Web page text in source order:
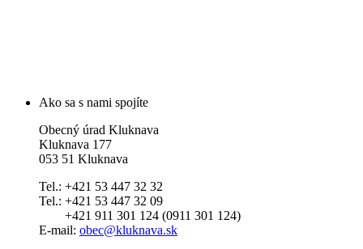
Ako sa s nami spojíte
Obecný úrad Kluknava
Kluknava 177
053 51 Kluknava
Tel.: +421 53 447 32 32
Tel.: +421 53 447 32 09
+421 911 301 124 (0911 301 124)
E-mail: obec@kluknava.sk